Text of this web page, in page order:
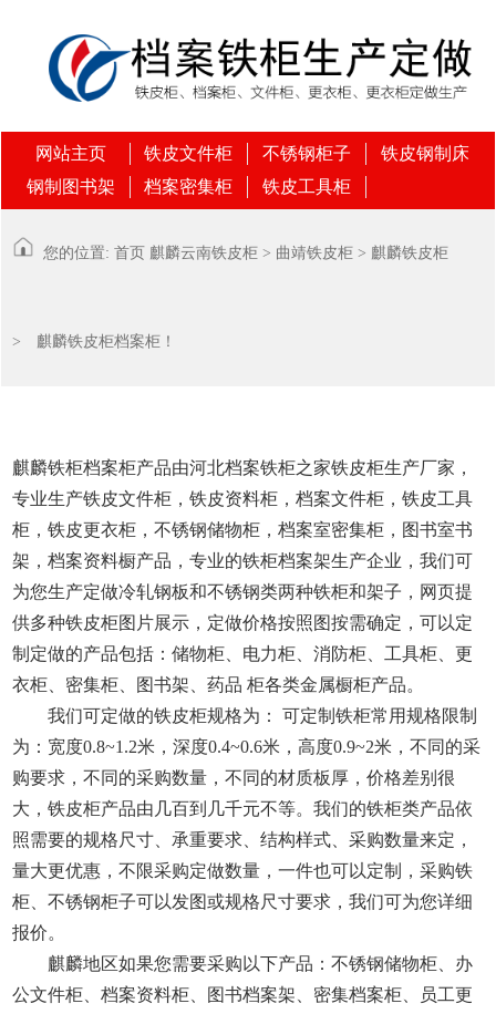
网站主页 铁皮文件柜 不锈钢柜子
铁皮钢制床
钢制图书架
档案密集柜 铁皮工具柜
您的位置: 首页 麒麟云南铁皮柜 > 曲靖铁皮柜 > 麒麟铁皮柜
> 麒麟铁皮柜档案柜！
麒麟铁柜档案柜产品由河北档案铁柜之家铁皮柜生产厂家，
专业生产铁皮文件柜，铁皮资料柜，档案文件柜，铁皮工具
柜，铁皮更衣柜，不锈钢储物柜，档案室密集柜，图书室书
架，档案资料橱产品，专业的铁柜档案架生产企业，我们可
为您生产定做冷轧钢板和不锈钢类两种铁柜和架子，网页提
供多种铁皮柜图片展示，定做价格按照图按需确定，可以定
制定做的产品包括：储物柜、电力柜、消防柜、工具柜、更
衣柜、密集柜、图书架、药品 柜各类金属橱柜产品。
我们可定做的铁皮柜规格为： 可定制铁柜常用规格限制
为：宽度0.8~1.2米，深度0.4~0.6米，高度0.9~2米，不同的采
购要求，不同的采购数量，不同的材质板厚，价格差别很
大，铁皮柜产品由几百到几千元不等。我们的铁柜类产品依
照需要的规格尺寸、承重要求、结构样式、采购数量来定，
量大更优惠，不限采购定做数量，一件也可以定制，采购铁
柜、不锈钢柜子可以发图或规格尺寸要求，我们可为您详细
报价。
麒麟地区如果您需要采购以下产品：不锈钢储物柜、办
公文件柜、档案资料柜、图书档案架、密集档案柜、员工更